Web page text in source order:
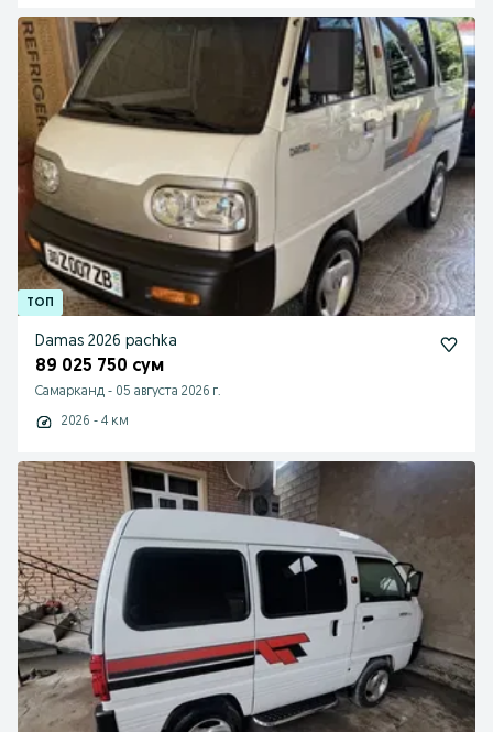
Damas 2026 pachka
89 025 750 сум
Самарканд - 05 августа 2026 г.
2026 - 4 км